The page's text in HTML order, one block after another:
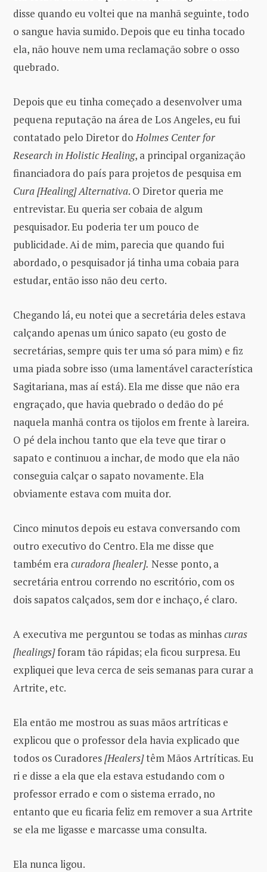
disse quando eu voltei que na manhã seguinte, todo
o sangue havia sumido. Depois que eu tinha tocado
ela, não houve nem uma reclamação sobre o osso
quebrado.
Depois que eu tinha começado a desenvolver uma
pequena reputação na área de Los Angeles, eu fui
contatado pelo Diretor doHolmes Center for
Research in Holistic Healing, a principal organização
financiadora do país para projetos de pesquisa em
Cura [Healing] Alternativa. O Diretor queria me
entrevistar. Eu queria ser cobaia de algum
pesquisador. Eu poderia ter um pouco de
publicidade. Ai de mim, parecia que quando fui
abordado, o pesquisador já tinha uma cobaia para
estudar, então isso não deu certo.
Chegando lá, eu notei que a secretária deles estava
calçando apenas um único sapato (eu gosto de
secretárias, sempre quis ter uma só para mim) e fiz
uma piada sobre isso (uma lamentável característica
Sagitariana, mas aí está). Ela me disse que não era
engraçado, que havia quebrado o dedão do pé
naquela manhã contra os tijolos em frente à lareira.
O pé dela inchou tanto que ela teve que tirar o
sapato e continuou a inchar, de modo que ela não
conseguia calçar o sapato novamente. Ela
obviamente estava com muita dor.
Cinco minutos depois eu estava conversando com
outro executivo do Centro. Ela me disse que
também eracuradora [healer]. Nesse ponto, a
secretária entrou correndo no escritório, com os
dois sapatos calçados, sem dor e inchaço, é claro.
A executiva me perguntou se todas as minhascuras
[healings]foram tão rápidas; ela ficou surpresa. Eu
expliquei que leva cerca de seis semanas para curar a
Artrite, etc.
Ela então me mostrou as suas mãos artríticas e
explicou que o professor dela havia explicado que
todos os Curadores[Healers]têm Mãos Artríticas. Eu
ri e disse a ela que ela estava estudando com o
professor errado e com o sistema errado, no
entanto que eu ficaria feliz em remover a sua Artrite
se ela me ligasse e marcasse uma consulta.
Ela nunca ligou.